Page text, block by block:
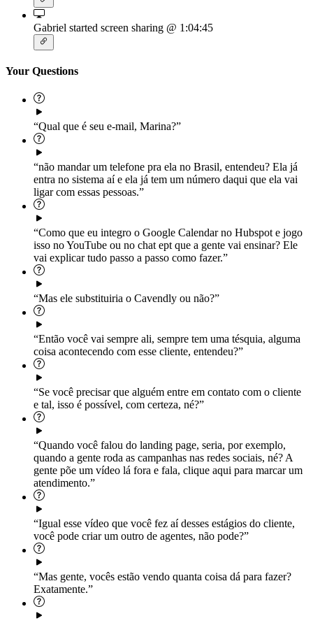
Gabriel started screen sharing @ 1:04:45
Your Questions
“Qual que é seu e-mail, Marina?”
“não mandar um telefone pra ela no Brasil, entendeu? Ela já
entra no sistema aí e ela já tem um número daqui que ela vai
ligar com essas pessoas.”
“Como que eu integro o Google Calendar no Hubspot e jogo
isso no YouTube ou no chat ept que a gente vai ensinar? Ele
vai explicar tudo passo a passo como fazer.”
“Mas ele substituiria o Cavendly ou não?”
“Então você vai sempre ali, sempre tem uma tésquia, alguma
coisa acontecendo com esse cliente, entendeu?”
“Se você precisar que alguém entre em contato com o cliente
e tal, isso é possível, com certeza, né?”
“Quando você falou do landing page, seria, por exemplo,
quando a gente roda as campanhas nas redes sociais, né? A
gente põe um vídeo lá fora e fala, clique aqui para marcar um
atendimento.”
“Igual esse vídeo que você fez aí desses estágios do cliente,
você pode criar um outro de agentes, não pode?”
“Mas gente, vocês estão vendo quanta coisa dá para fazer?
Exatamente.”